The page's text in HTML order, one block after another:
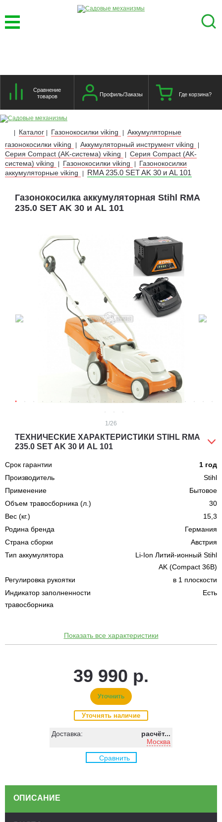
Сравнение
товаров
Профиль/Заказы Где корзина?
| Каталог | Газонокосилки viking | Аккумуляторные
газонокосилки viking
| Аккумуляторный инструмент viking |
Серия Compact (AK-система) viking | Серия Compact (AK-
система) viking
| Газонокосилки viking |
Газонокосилки
аккумуляторные viking
| RMA 235.0 SET AK 30 и AL 101
Газонокосилка аккумуляторная Stihl RMA
235.0 SET AK 30 и AL 101
1 /26
ТЕХНИЧЕСКИЕ ХАРАКТЕРИСТИКИ STIHL RMA
235.0 SET AK 30 И AL 101
Срок гарантии
1 год
Производитель
Stihl
Применение
Бытовое
Объем травосборника (л.)
30
Вес (кг.)
15,3
Родина бренда
Германия
Страна сборки
Австрия
Тип аккумулятора
Li-Ion Литий-ионный Stihl
AK (Compact 36В)
Регулировка рукоятки
в 1 плоскости
Индикатор заполненности
травосборника
Есть
Показать все характеристики
39 990 р.
Уточнить
Уточнять наличие
Доставка:
расчёт...
Москва
Сравнить
ОПИСАНИЕ